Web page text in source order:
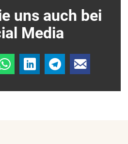
uns auch bei
Media